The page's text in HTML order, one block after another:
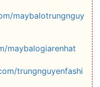
maybalotrungnguy
maybalogiarenhat
trungnguyenfashi